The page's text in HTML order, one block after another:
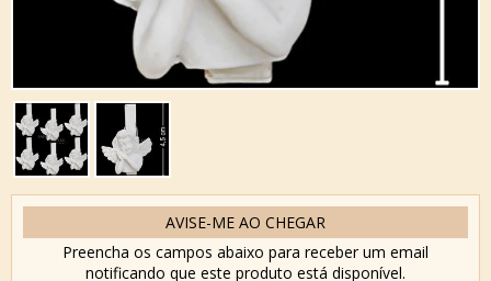
AVISE-ME AO CHEGAR
Preencha os campos abaixo para receber um email
notificando que este produto está disponível.